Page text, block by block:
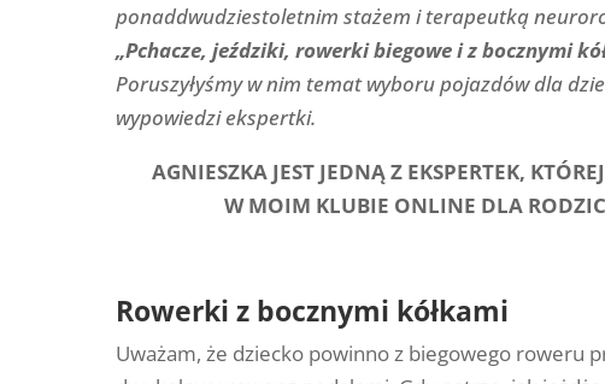
ponaddwudziestoletnim stażem i terapeutką
„Pchacze, jeździki, rowerki biegowe i z bocznymi
Poruszyłyśmy w nim temat wyboru pojazdów dla
wypowiedzi ekspertki.
AGNIESZKA JEST JEDNĄ Z EKSPERTEK,
W MOIM KLUBIE ONLINE DLA
Rowerki z bocznymi kółkami
Uważam, że dziecko powinno z biegowego roweru